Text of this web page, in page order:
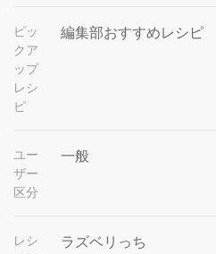
ピッ
クア
ップ
レシ
ピ
編集部おすすめレシピ
ユー
ザー
区分
一般
レシ
ラズベリっち